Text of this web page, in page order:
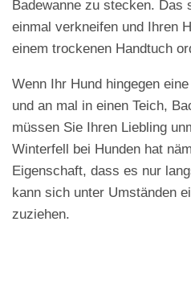
Badewanne zu stecken. Das
einmal verkneifen und Ihren
einem trockenen Handtuch
Wenn Ihr Hund hingegen
und an mal in einen Teich,
müssen Sie Ihren Liebling
Winterfell bei Hunden hat
Eigenschaft, dass es nur
kann sich unter Umständen
zuziehen.